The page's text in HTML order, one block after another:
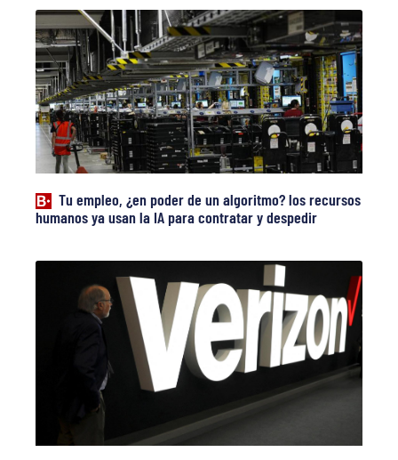
Tu empleo, ¿en poder de un algoritmo? los recursos
humanos ya usan la IA para contratar y despedir